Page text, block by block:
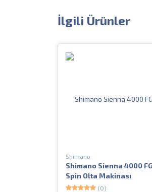
İlgili Ürünler
Shimano
Shimano Sienna 4000 FG
Spin Olta Makinası
(0)